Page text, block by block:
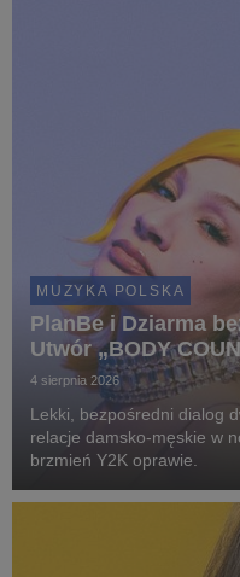
MUZYKA POLSKA
PlanBe i Dziarma
Utwór „BODY
4 sierpnia 2026
Lekki, bezpośredni dialog
relacje damsko-męskie w
brzmień Y2K oprawie.